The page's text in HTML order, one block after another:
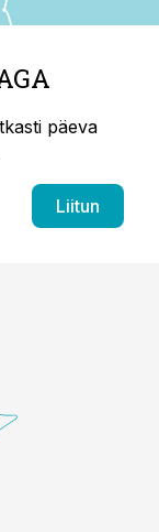
päeva
Liitun